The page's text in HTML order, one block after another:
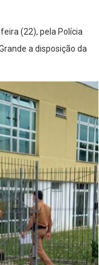
(22), pela Polícia
a disposição da